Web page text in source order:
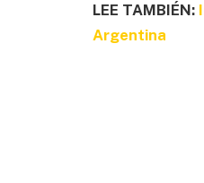
LEE TAMBIÉN:
Argentina